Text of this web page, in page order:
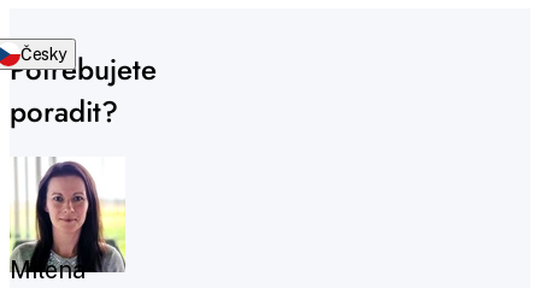
Potřebujete
poradit?
Milena
Česky